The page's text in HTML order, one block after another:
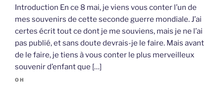
Introduction En ce 8 mai, je viens vous conter l’un de
mes souvenirs de cette seconde guerre mondiale. J’ai
certes écrit tout ce dont je me souviens, mais je ne l’ai
pas publié, et sans doute devrais-je le faire. Mais avant
de le faire, je tiens à vous conter le plus merveilleux
souvenir d’enfant que […]
OH